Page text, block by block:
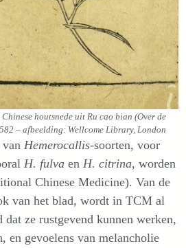
houtsnede uit Ru cao bian (Over de
– afbeelding: Wellcome Library, London
Hemerocallis-soorten, voor
H. fulva en H. citrina, worden
Chinese Medicine). Van de
van het blad, wordt in TCM al
dat ze rustgevend kunnen werken,
en gevoelens van melancholie